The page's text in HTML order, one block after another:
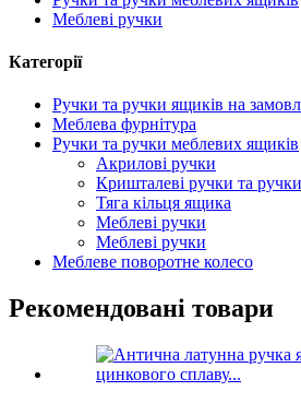
Меблеві ручки
Категорії
Ручки та ручки ящиків на
Меблева фурнітура
Ручки та ручки меблевих ящиків
Акрилові ручки
Кришталеві ручки та ручки
Тяга кільця ящика
Меблеві ручки
Меблеві ручки
Меблеве поворотне колесо
Рекомендовані товари